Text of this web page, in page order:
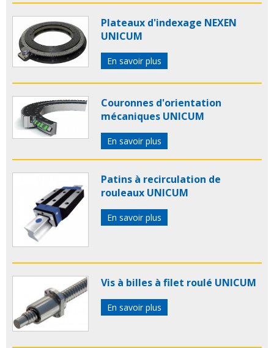
Plateaux d'indexage NEXEN
UNICUM
En savoir plus
Couronnes d'orientation
mécaniques UNICUM
En savoir plus
Patins à recirculation de
rouleaux UNICUM
En savoir plus
Vis à billes à filet roulé UNICUM
En savoir plus